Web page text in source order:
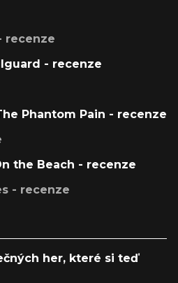
recenze
- recenze
Phantom Pain - recenze
the Beach - recenze
- recenze
her, které si teď